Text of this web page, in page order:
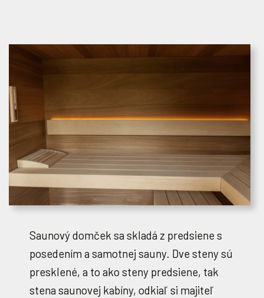
Saunový domček sa skladá z predsiene s
posedením a samotnej sauny. Dve steny sú
presklené, a to ako steny predsiene, tak
stena saunovej kabíny, odkiaľ si majiteľ